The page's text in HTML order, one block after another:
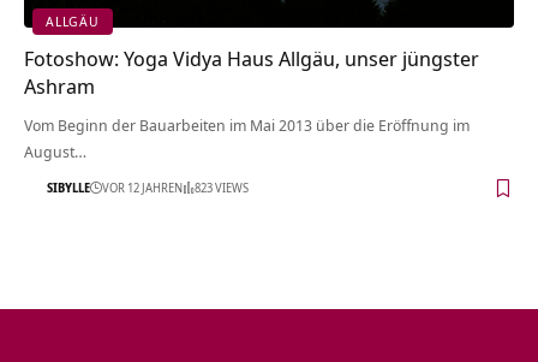
ALLGÄU
Fotoshow: Yoga Vidya Haus Allgäu, unser jüngster
Ashram
Vom Beginn der Bauarbeiten im Mai 2013 über die Eröffnung im
August…
SIBYLLE VOR 12 JAHREN 823 VIEWS